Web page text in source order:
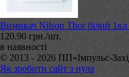
Вимикач Nilson Thor білий 1кл
120.90 грн./шт.
в наявності
© 2013 - 2026 ПП«Імпульс-
Як зробити сайт з нуля